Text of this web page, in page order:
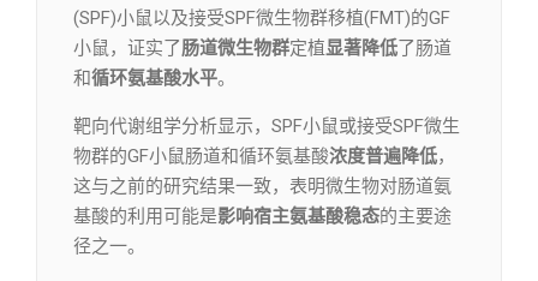
(SPF)小鼠以及接受SPF微生物群移植(FMT)的GF
小鼠，证实了肠道微生物群定植显著降低了肠道
和循环氨基酸水平。
靶向代谢组学分析显示，SPF小鼠或接受SPF微生
物群的GF小鼠肠道和循环氨基酸浓度普遍降低，
这与之前的研究结果一致，表明微生物对肠道氨
基酸的利用可能是影响宿主氨基酸稳态的主要途
径之一。